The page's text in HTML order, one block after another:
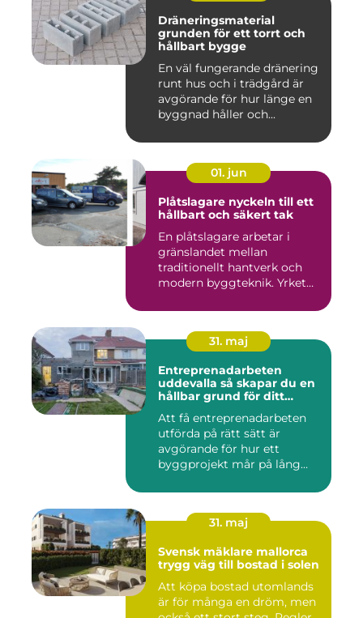
Dräneringsmaterial
grunden för ett torrt och
hållbart bygge
En väl fungerande dränering
runt hus och i trädgård är
avgörande för hur länge en
byggnad håller och...
01. jun
Plåtslagare nyckeln till ett
hållbart och säkert tak
En plåtslagare arbetar i
gränslandet mellan
traditionellt hantverk och
modern byggteknik. Yrket
31. maj
Entreprenadarbeten
uddevalla så skapar du en
hållbar grund för ditt
Att få entreprenadarbeten
utförda på rätt sätt är
avgörande för hur ett
byggprojekt mår på lång
31. maj
Svensk mäklare mallorca
trygg väg till bostad i solen
Att köpa bostad utomlands
är för många en dröm, men